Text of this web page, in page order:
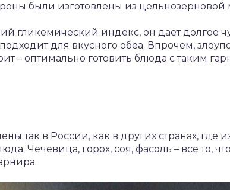
были изготовлены из цельнозерновой
гликемический индекс, он дает долгое
для вкусного обеа. Впрочем,
– оптимально готовить блюда с таким
так в России, как в других странах, где
Чечевица, горох, соя, фасоль – все то,